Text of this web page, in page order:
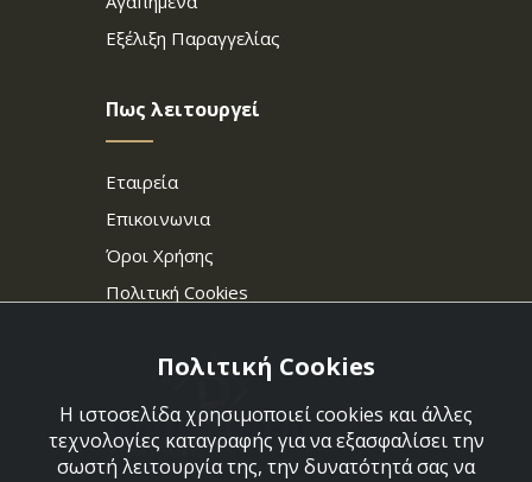
Εξέλιξη Παραγγελίας
Πως λειτουργεί
Εταιρεία
Επικοινωνια
Όροι Χρήσης
Πολιτική Cookies
Πολιτική Cookies
Η ιστοσελίδα χρησιμοποιεί cookies και άλλες
τεχνολογίες καταγραφής για να εξασφαλίσει την
σωστή λειτουργία της, την δυνατότητά σας να